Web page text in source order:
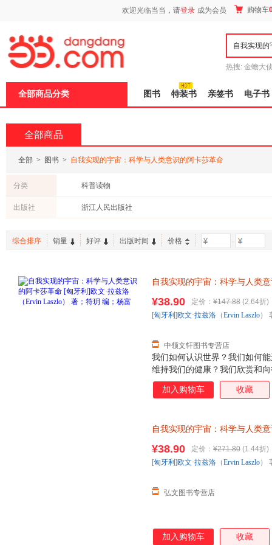
欢迎光临当当，请登录 成为会员 购物车
热搜: 金蟾大
全部商品分类 图书 特装书 亲签书 电子书
全部商品
全部 > 图书 > 自我实现的宇宙：科学与人类意识的阿卡莎革命
分类 科普读物
出版社 浙江人民出版社
综合排序 销量 好评 出版时间 价格 -
自我实现的宇宙：科学与人类
退换】
我们如何认识世界？我们如何
维持我们的健康？我们欣赏和
由？我们如何奋斗才能获得哲
科学”和创造了科学革命的激
互联系之时，我们发现科学在
改变我们的世界观，并改变我
提供来自于所有生命系统之间
¥38.90 定价： ¥147.88 (2.64折)
中领文轩图书专营店
[匈牙利 ]欧文·拉兹洛 （Ervin Laszlo）
加入购物车 收藏
自我实现的宇宙：科学与人类
存后下单，避免纠纷。
¥38.90 定价： ¥271.80 (1.44折)
弘文图书专营店
[匈牙利 ]欧文·拉兹洛 （Ervin Laszlo）
加入购物车 收藏
页
加